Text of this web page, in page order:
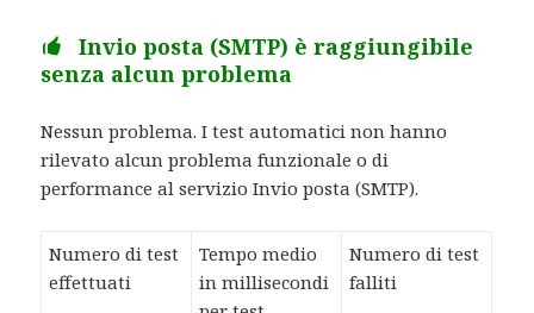
Invio posta (SMTP) è raggiungibile
senza alcun problema
Nessun problema. I test automatici non hanno
rilevato alcun problema funzionale o di
performance al servizio Invio posta (SMTP).
Numero di test
effettuati
Tempo medio
in millisecondi
Numero di test
falliti